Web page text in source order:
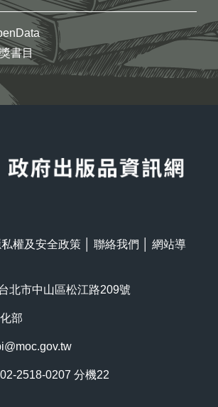
書目
私權及安全政策 聯絡我們
網站導
北市中山區松江路209號
部
2518-0207 分機22